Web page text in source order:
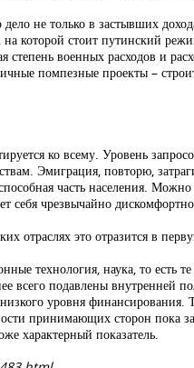
не только в застывших
которой стоит путинский
степень военных расходов и
помпезные проекты –
ко всему. Уровень
Эмиграция, повторю,
часть населения.
себя чрезвычайно
отраслях это отразится в
технология, наука, то есть
всего подавлены внутренней
уровня
принимающих сторон пока
характерный показатель.